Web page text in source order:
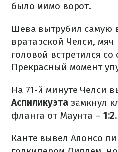
было мимо ворот.
Шева вытрубил самую
вратарской Челси, мяч
головой встретился со
Прекрасный момент
На 71-й минуте Челси
Аспиликуэта замкнул
фланга от Маунта – 1:2.
Канте вывел Алонсо